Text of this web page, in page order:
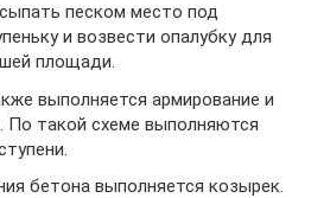
песком место под
и возвести опалубку для
площади.
выполняется армирование и
По такой схеме выполняются
бетона выполняется козырек.